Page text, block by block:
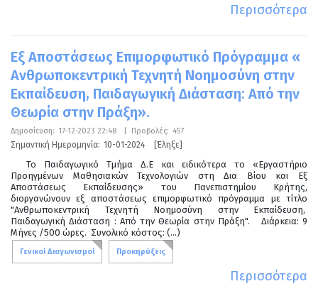
Περισσότερα
Εξ Αποστάσεως Επιμορφωτικό Πρόγραμμα «
Ανθρωποκεντρική Τεχνητή Νοημοσύνη στην
Εκπαίδευση, Παιδαγωγική Διάσταση: Από την
Θεωρία στην Πράξη».
Δημοσίευση: 17-12-2023 22:48 Προβολές: 457
Σημαντική Ημερομηνία: 10-01-2024 [Έληξε]
Το Παιδαγωγικό Τμήμα Δ.Ε και ειδικότερα το «Εργαστήριο
Προηγμένων Μαθησιακών Τεχνολογιών στη Δια Βίου και Εξ
Αποστάσεως Εκπαίδευσης» του Πανεπιστημίου Κρήτης,
διοργανώνουν εξ αποστάσεως επιμορφωτικό πρόγραμμα με τίτλο
"Ανθρωποκεντρική Τεχνητή Νοημοσύνη στην Εκπαίδευση,
Παιδαγωγική Διάσταση : Από την Θεωρία στην Πράξη". Διάρκεια: 9
Μήνες /500 ώρες. Συνολικό κόστος: (...)
Γενικοί Διαγωνισμοί Προκηρύξεις
Περισσότερα